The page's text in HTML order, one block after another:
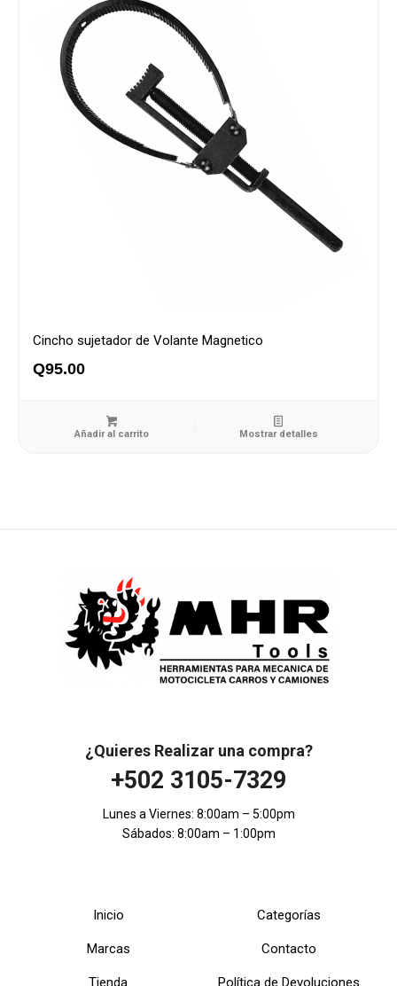
Cincho sujetador de Volante Magnetico
Q95.00
Añadir al carrito Mostrar detalles
¿Quieres Realizar una compra?
+502 3105-7329
Lunes a Viernes: 8:00am – 5:00pm
Sábados: 8:00am – 1:00pm
Inicio Categorías
Marcas Contacto
Tienda Política de Devoluciones